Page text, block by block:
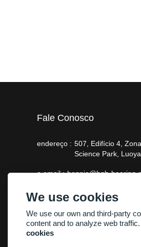
Fale Conosco
endereço : 507, Edifício 4,
Science Park,
o email : bonnie@hgb-
telefone : +86-13938815302
We use cookies
We use our own and third-party
content and to analyze web traffic.
cookies